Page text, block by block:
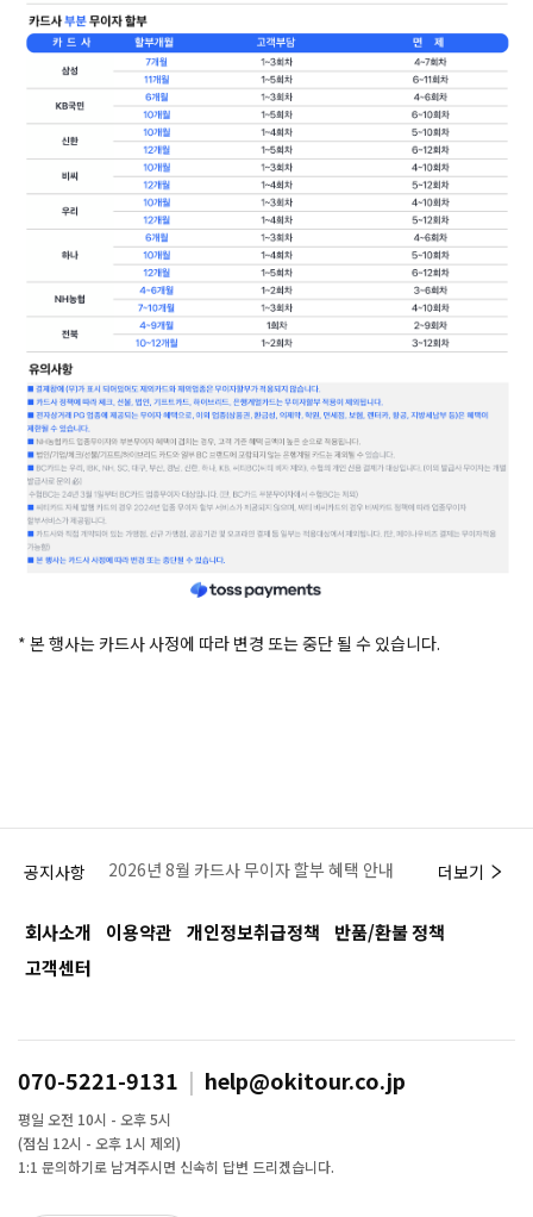
* 본 행사는 카드사 사정에 따라 변경 또는 중단 될 수 있습니다.
공지사항
공지(종료됨)
2026년 8월 카드사 무이자 할부 혜택 안내
모션 안내
모션 안내
2024년 8월 카드사 무이자 할부 혜택 및 프로
모션 안내
더보기
회사소개 이용약관 개인정보취급정책
반품/환불 정책
고객센터
070-5221-9131 | help@okitour.co.jp
평일 오전 10시 - 오후 5시
(점심 12시 - 오후 1시 제외)
1:1 문의하기로 남겨주시면 신속히 답변 드리겠습니다.